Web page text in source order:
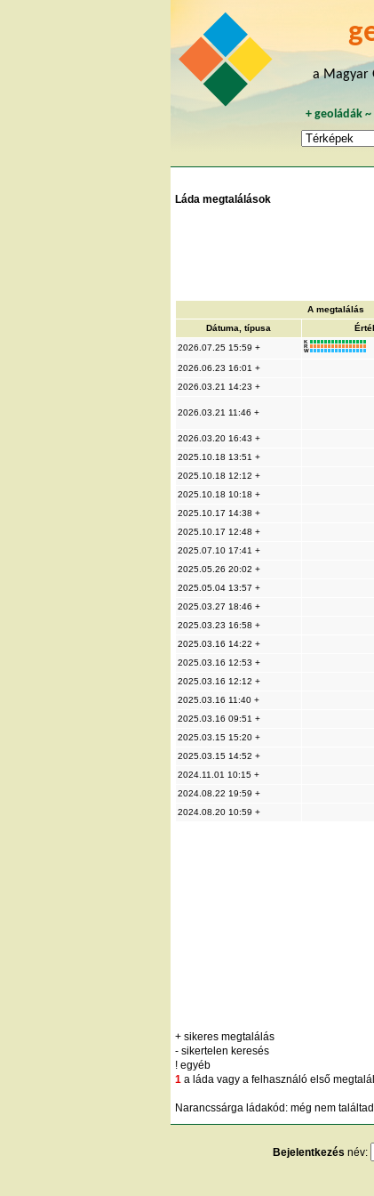
a Magyar
+geoládák ~
Láda megtalálások
A megtalálás
Dátuma, típusa
2026.07.25 15:59 +
K
R
W
2026.06.23 16:01 +
2026.03.21 14:23 +
2026.03.21 11:46 +
2026.03.20 16:43 +
2025.10.18 13:51 +
2025.10.18 12:12 +
2025.10.18 10:18 +
2025.10.17 14:38 +
2025.10.17 12:48 +
2025.07.10 17:41 +
2025.05.26 20:02 +
2025.05.04 13:57 +
2025.03.27 18:46 +
2025.03.23 16:58 +
2025.03.16 14:22 +
2025.03.16 12:53 +
2025.03.16 12:12 +
2025.03.16 11:40 +
2025.03.16 09:51 +
2025.03.15 15:20 +
2025.03.15 14:52 +
2024.11.01 10:15 +
2024.08.22 19:59 +
2024.08.20 10:59 +
+ sikeres megtalálás
- sikertelen keresés
! egyéb
1 a láda vagy a felhasználó első
Narancssárga ládakód: még nem
Bejelentkezés név: